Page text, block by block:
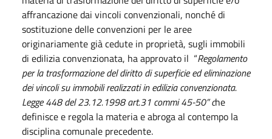
affrancazione dai vincoli convenzionali, nonché di
sostituzione delle convenzioni per le aree
originariamente già cedute in proprietà, sugli immobili
di edilizia convenzionata, ha approvato il “Regolamento
per la trasformazione del diritto di superficie ed eliminazione
dei vincoli su immobili realizzati in edilizia convenzionata.
Legge 448 del 23.12.1998 art.31 commi 45-50” che
definisce e regola la materia e abroga al contempo la
disciplina comunale precedente.